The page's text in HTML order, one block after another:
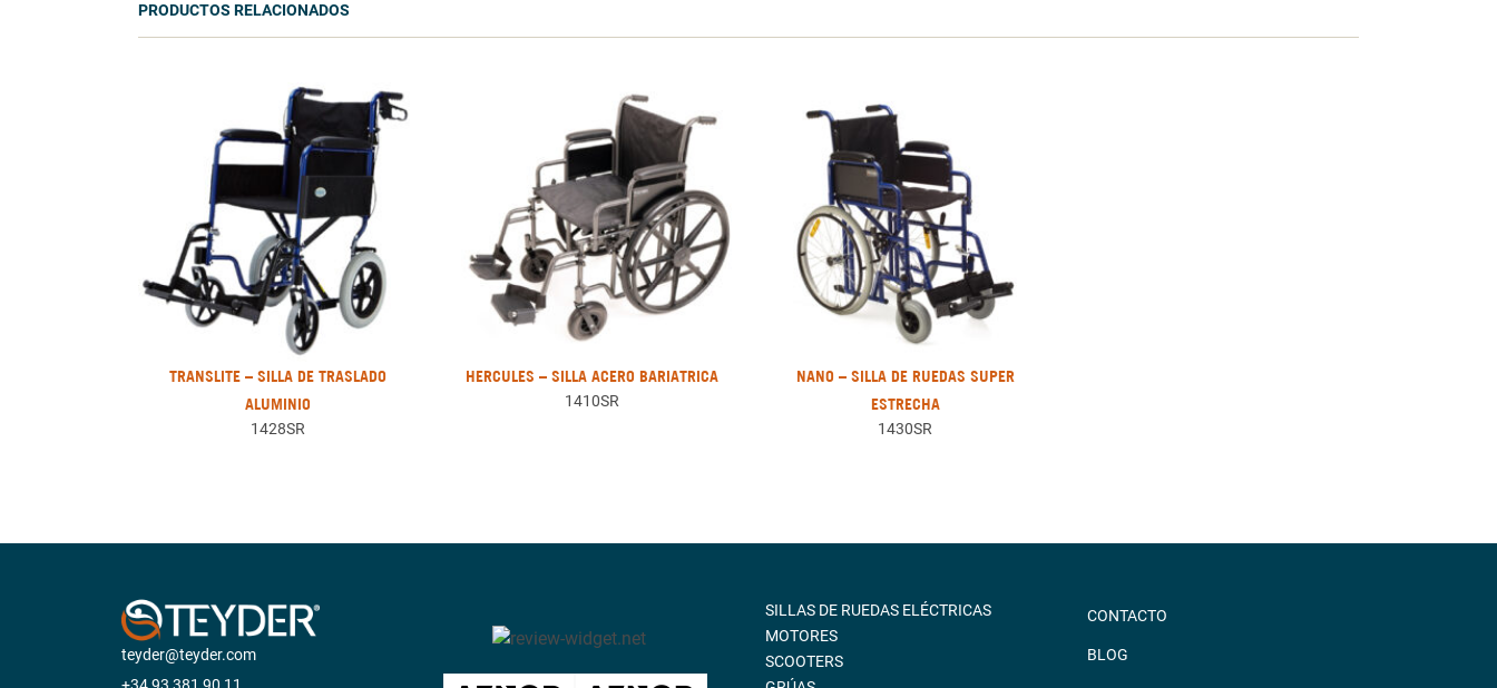
PRODUCTOS RELACIONADOS
TRANSLITE – SILLA DE TRASLADO
ALUMINIO
1428SR
HERCULES – SILLA ACERO BARIATRICA
1410SR
NANO – SILLA DE RUEDAS SUPER
ESTRECHA
1430SR
teyder@teyder.com
SILLAS DE RUEDAS ELÉCTRICAS
MOTORES
SCOOTERS
CONTACTO
BLOG